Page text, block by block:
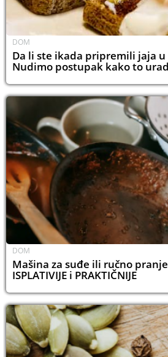
DOM
Da li ste ikada pripremili jaja u
Nudimo postupak kako to
DOM
Mašina za suđe ili ručno pranje
ISPLATIVIJE i PRAKTIČNIJE